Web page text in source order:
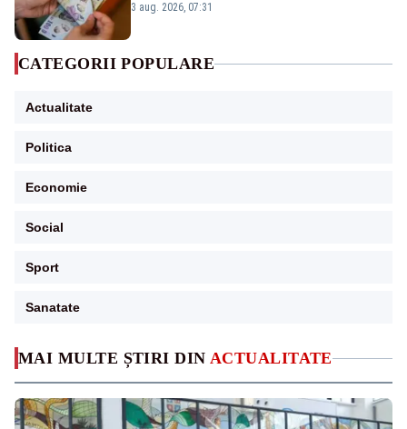
MAI MULTE ȘTIRI DIN ACTUALITATE
3 aug. 2026, 07:31
CATEGORII POPULARE
Actualitate
Politica
Economie
Social
Sport
Sanatate